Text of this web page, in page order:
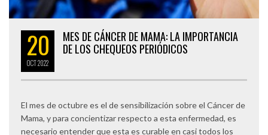
20
OCT2022
MES DE CÁNCER DE MAMA: LA IMPORTANCIA
DE LOS CHEQUEOS PERIÓDICOS
El mes de octubre es el de sensibilización sobre el Cáncer de
Mama, y para concientizar respecto a esta enfermedad, es
necesario entender que esta es curable en casi todos los